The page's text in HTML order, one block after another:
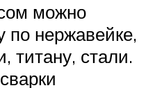
можно
по нержавейке,
стали.